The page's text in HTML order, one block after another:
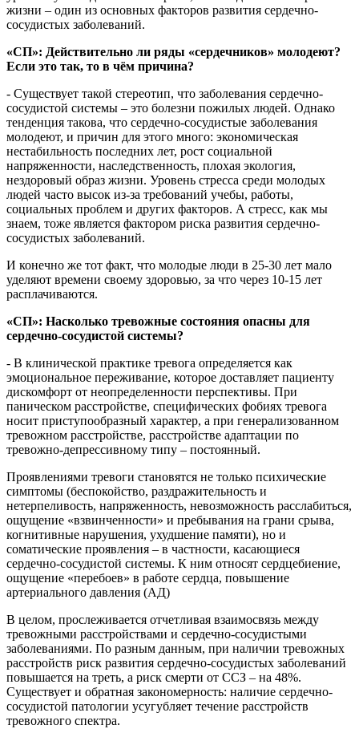
жизни – один из основных факторов развития сердечно-
сосудистых заболеваний.
«СП»: Действительно ли ряды «сердечников» молодеют?
Если это так, то в чём причина?
- Существует такой стереотип, что заболевания сердечно-
сосудистой системы – это болезни пожилых людей. Однако
тенденция такова, что сердечно-сосудистые заболевания
молодеют, и причин для этого много: экономическая
нестабильность последних лет, рост социальной
напряженности, наследственность, плохая экология,
нездоровый образ жизни. Уровень стресса среди молодых
людей часто высок из-за требований учебы, работы,
социальных проблем и других факторов. А стресс, как мы
знаем, тоже является фактором риска развития сердечно-
сосудистых заболеваний.
И конечно же тот факт, что молодые люди в 25-30 лет мало
уделяют времени своему здоровью, за что через 10-15 лет
расплачиваются.
«СП»: Насколько тревожные состояния опасны для
сердечно-сосудистой системы?
- В клинической практике тревога определяется как
эмоциональное переживание, которое доставляет пациенту
дискомфорт от неопределенности перспективы. При
паническом расстройстве, специфических фобиях тревога
носит приступообразный характер, а при генерализованном
тревожном расстройстве, расстройстве адаптации по
тревожно-депрессивному типу – постоянный.
Проявлениями тревоги становятся не только психические
симптомы (беспокойство, раздражительность и
нетерпеливость, напряженность, невозможность расслабиться,
ощущение «взвинченности» и пребывания на грани срыва,
когнитивные нарушения, ухудшение памяти), но и
соматические проявления – в частности, касающиеся
сердечно-сосудистой системы. К ним относят сердцебиение,
ощущение «перебоев» в работе сердца, повышение
артериального давления (АД)
В целом, прослеживается отчетливая взаимосвязь между
тревожными расстройствами и сердечно-сосудистыми
заболеваниями. По разным данным, при наличии тревожных
расстройств риск развития сердечно-сосудистых заболеваний
повышается на треть, а риск смерти от ССЗ – на 48%.
Существует и обратная закономерность: наличие сердечно-
сосудистой патологии усугубляет течение расстройств
тревожного спектра.